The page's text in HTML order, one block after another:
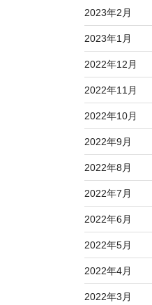
2023年2月
2023年1月
2022年12月
2022年11月
2022年10月
2022年9月
2022年8月
2022年7月
2022年6月
2022年5月
2022年4月
2022年3月